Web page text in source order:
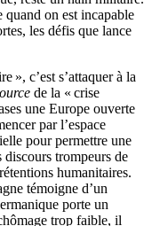
quand on est incapable
les défis que lance
», c’est s’attaquer à la
de la « crise
une Europe ouverte
par l’espace
pour permettre une
discours trompeurs de
humanitaires.
témoigne d’un
porte un
trop faible, il